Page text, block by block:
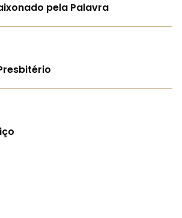
pela Palavra